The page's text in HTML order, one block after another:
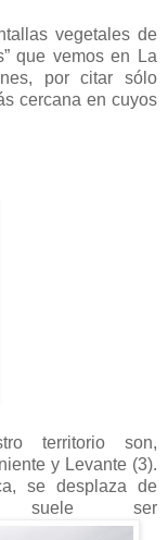
vegetales de
que vemos en La
por citar sólo
cercana en cuyos
territorio son,
y Levante (3).
se desplaza de
ser